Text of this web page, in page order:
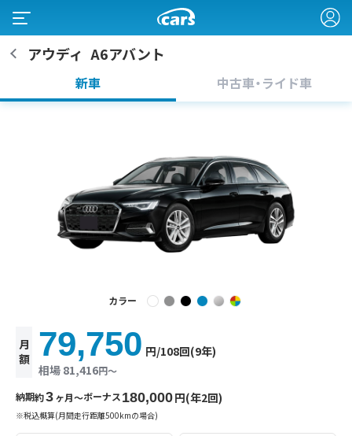
アウディ A6アバント
新車 中古車・ライド車
カラー
月
額
相場 81,416円〜
79,750 円/108回(9年)
納期約3ヶ月〜ボーナス180,000円(年2回)
※税込概算(月間走行距離500kmの場合)